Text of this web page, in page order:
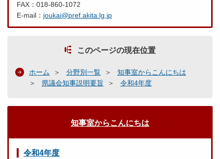
FAX：018-860-1072
E-mail： joukai@pref.akita.lg.jp
このページの現在位置
ホーム 分野別一覧
知事室からこんにちは
県議会知事説明要旨
令和4年度
知事室からこんにちは
令和4年度